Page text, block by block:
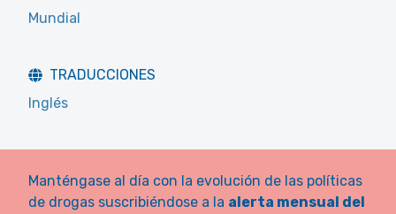
Mundial
TRADUCCIONES
Inglés
Manténgase al día con la evolución de las políticas
de drogas suscribiéndose a la alerta mensual del